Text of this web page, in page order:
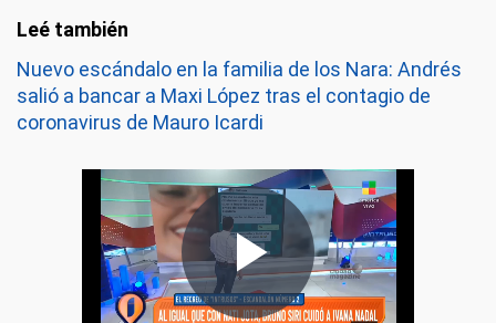
Nuevo escándalo en la familia de los Nara: Andrés
salió a bancar a Maxi López tras el contagio de
coronavirus de Mauro Icardi